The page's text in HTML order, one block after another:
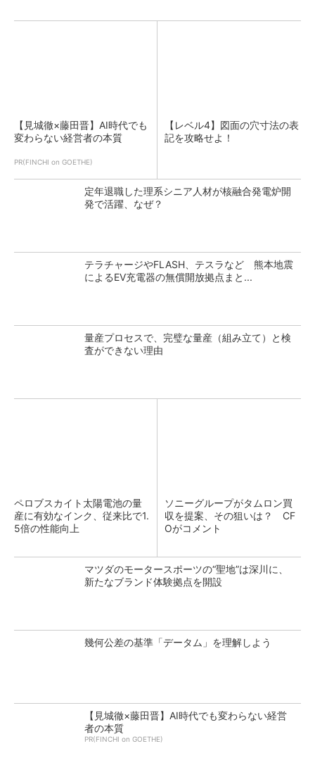
【見城徹×藤田晋】AI時代でも
変わらない経営者の本質
PR(FINCHI on GOETHE)
【レベル4】図面の穴寸法の表
記を攻略せよ！
定年退職した理系シニア人材が核融合発電炉開
発で活躍、なぜ？
テラチャージやFLASH、テスラなど 熊本地震
によるEV充電器の無償開放拠点まと...
量産プロセスで、完璧な量産（組み立て）と検
査ができない理由
ペロブスカイト太陽電池の量
産に有効なインク、従来比で1.
5倍の性能向上
ソニーグループがタムロン買
収を提案、その狙いは？ CF
Oがコメント
マツダのモータースポーツの“聖地”は深川に、
新たなブランド体験拠点を開設
幾何公差の基準「データム」を理解しよう
【見城徹×藤田晋】AI時代でも変わらない経営
者の本質
PR(FINCHI on GOETHE)